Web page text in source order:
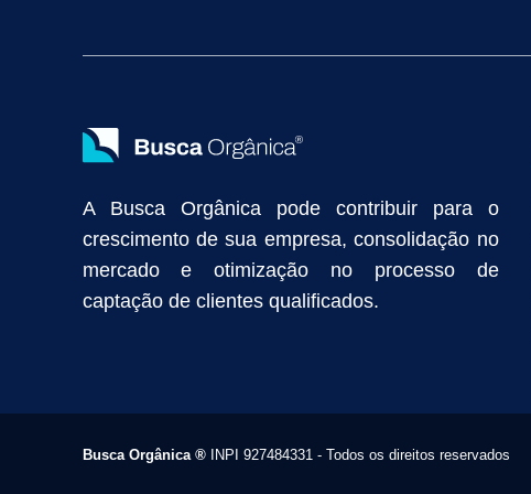
Anunciar na Internet
Captar Clientes Criação de Site para Indústria
A Busca Orgânica pode contribuir para o
crescimento de sua empresa, consolidação no
mercado e otimização no processo de
captação de clientes qualificados.
Busca Orgânica ®INPI 927484331 - Todos os direitos reservados